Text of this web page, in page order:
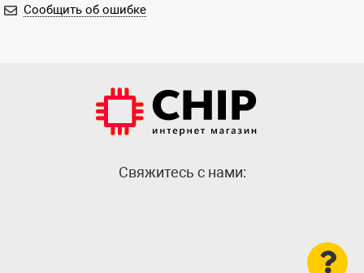
Сообщить об ошибке
Cвяжитесь с нами: